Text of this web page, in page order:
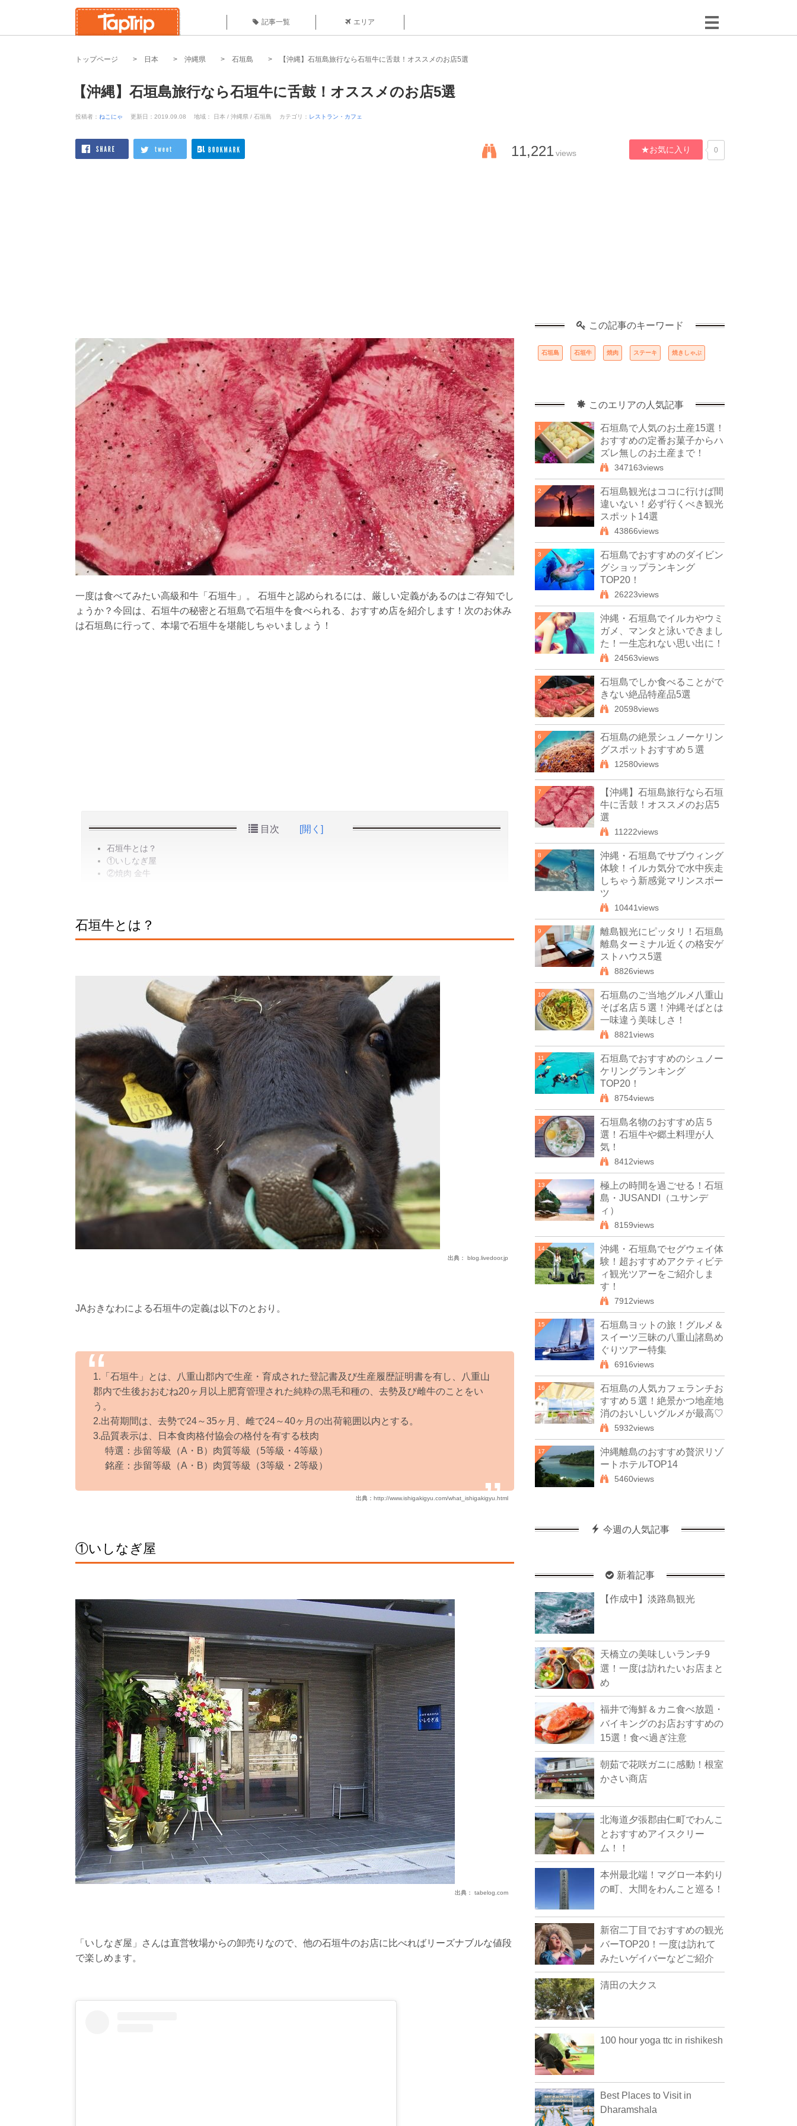
記事一覧 エリア
トップページ 日本 沖縄県 石垣島 【沖縄】石垣島旅行なら石垣牛に舌鼓！オススメのお店5選
【沖縄】石垣島旅行なら石垣牛に舌鼓！オススメのお店5選
投稿者： ねこにゃ 更新日：2019.09.08 地域： 日本 / 沖縄県 / 石垣島 カテゴリ： レストラン・カフェ
11,221views ★お気に入り 0
一度は食べてみたい高級和牛「石垣牛」。 石垣牛と認められるには、厳しい定義があるのはご存知でし
ょうか？今回は、石垣牛の秘密と石垣島で石垣牛を食べられる、おすすめ店を紹介します！次のお休み
は石垣島に行って、本場で石垣牛を堪能しちゃいましょう！
目次 [開く]
石垣牛とは？
①いしなぎ屋
②焼肉 金牛
石垣牛とは？
出典： blog.livedoor.jp
JAおきなわによる石垣牛の定義は以下のとおり。
1.「石垣牛」とは、八重山郡内で生産・育成された登記書及び生産履歴証明書を有し、八重山
郡内で生後おおむね20ヶ月以上肥育管理された純粋の黒毛和種の、去勢及び雌牛のことをい
う。
2.出荷期間は、去勢で24～35ヶ月、雌で24～40ヶ月の出荷範囲以内とする。
3.品質表示は、日本食肉格付協会の格付を有する枝肉
特選：歩留等級（A・B）肉質等級（5等級・4等級）
銘産：歩留等級（A・B）肉質等級（3等級・2等級）
出典： http://www.ishigakigyu.com/what_ishigakigyu.html
①いしなぎ屋
出典： tabelog.com
「いしなぎ屋」さんは直営牧場からの卸売りなので、他の石垣牛のお店に比べればリーズナブルな値段
で楽しめます。
この記事のキーワード
石垣島 石垣牛 焼肉 ステーキ 焼きしゃぶ
このエリアの人気記事
1
石垣島で人気のお土産15選！
おすすめの定番お菓子からハ
ズレ無しのお土産まで！
347163views
2
石垣島観光はココに行けば間
違いない！必ず行くべき観光
スポット14選
43866views
3
石垣島でおすすめのダイビン
グショップランキング
TOP20！
26223views
4
沖縄・石垣島でイルカやウミ
ガメ、マンタと泳いできまし
た！一生忘れない思い出に！
24563views
5
石垣島でしか食べることがで
きない絶品特産品5選
20598views
6
石垣島の絶景シュノーケリン
グスポットおすすめ５選
12580views
7
【沖縄】石垣島旅行なら石垣
牛に舌鼓！オススメのお店5
選
11222views
8
沖縄・石垣島でサブウィング
体験！イルカ気分で水中疾走
しちゃう新感覚マリンスポー
ツ
10441views
9
離島観光にピッタリ！石垣島
離島ターミナル近くの格安ゲ
ストハウス5選
8826views
10
石垣島のご当地グルメ八重山
そば名店５選！沖縄そばとは
一味違う美味しさ！
8821views
11
石垣島でおすすめのシュノー
ケリングランキング
TOP20！
8754views
12
石垣島名物のおすすめ店５
選！石垣牛や郷土料理が人
気！
8412views
13
極上の時間を過ごせる！石垣
島・JUSANDI（ユサンデ
ィ）
8159views
14
沖縄・石垣島でセグウェイ体
験！超おすすめアクティビテ
ィ観光ツアーをご紹介しま
す！
7912views
15
石垣島ヨットの旅！グルメ＆
スイーツ三昧の八重山諸島め
ぐりツアー特集
6916views
16
石垣島の人気カフェランチお
すすめ５選！絶景かつ地産地
消のおいしいグルメが最高♡
5932views
17
沖縄離島のおすすめ贅沢リゾ
ートホテルTOP14
5460views
今週の人気記事
新着記事
【作成中】淡路島観光
天橋立の美味しいランチ9
選！一度は訪れたいお店まと
め
福井で海鮮＆カニ食べ放題・
バイキングのお店おすすめの
15選！食べ過ぎ注意
朝茹で花咲ガニに感動！根室
かさい商店
北海道夕張郡由仁町でわんこ
とおすすめアイスクリー
ム！！
本州最北端！マグロ一本釣り
の町、大間をわんこと巡る！
新宿二丁目でおすすめの観光
バーTOP20！一度は訪れて
みたいゲイバーなどご紹介
清田の大クス
100 hour yoga ttc in rishikesh
Best Places to Visit in
Dharamshala